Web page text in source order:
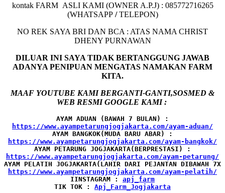
kontak FARM ASLI KAMI (OWNER A.P.J) : 085772716265
(WHATSAPP /TELEPON)
NO REK SAYA BRI DAN BCA : ATAS NAMA CHRIST
DHENY PURNAWAN
DILUAR INI SAYA TIDAK BERTANGGUNG JAWAB
ADANYA PENIPUAN MENGATAS NAMAKAN FARM
KITA.
MAAF YOUTUBE KAMI BERGANTI-GANTI,SOSMED &
WEB RESMI GOOGLE KAMI :
AYAM ADUAN (BAWAH 7 BULAN) :
AYAM BANGKOK(MUDA BARU ABAR) :
AYAM PETARUNG JOGJAKARTA(BERPRESTASI) :
AYAM PELATIH JOGJAKARTA(LAHIR DARI PEJANTAN DIBAWAH
IINSTAGRAM :
TIK TOK : Apj_Farm_Jogjakarta